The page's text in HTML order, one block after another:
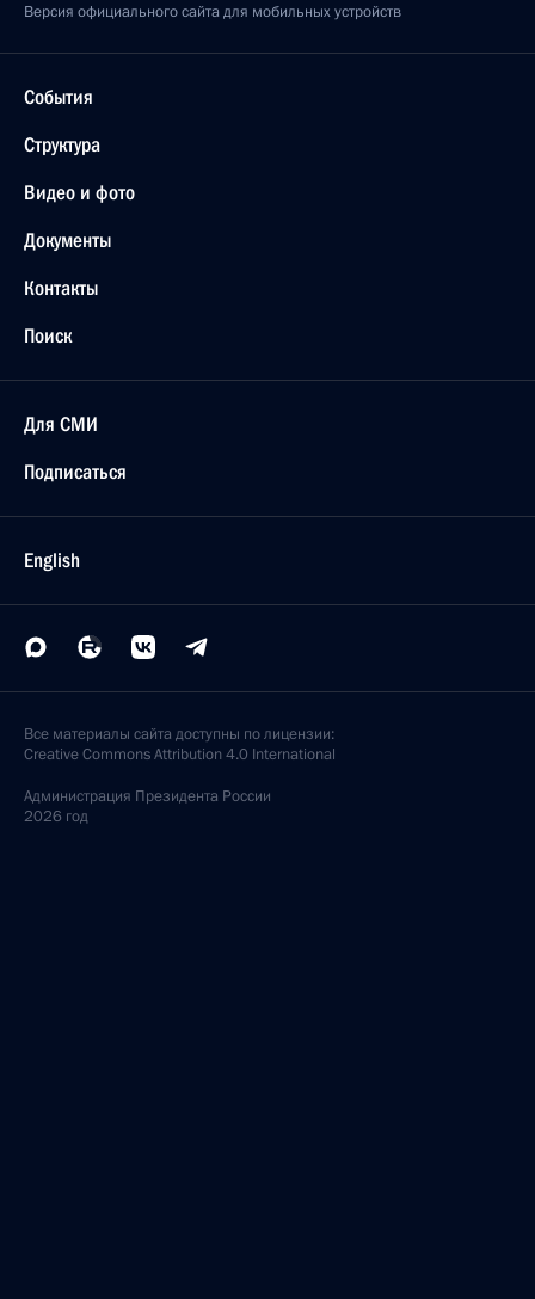
Версия официального сайта для мобильных устройств
События
Структура
Видео и фото
Документы
Контакты
Поиск
Для СМИ
Подписаться
English
Все материалы сайта доступны по лицензии:
Creative Commons Attribution 4.0 International
Администрация Президента России
2026 год